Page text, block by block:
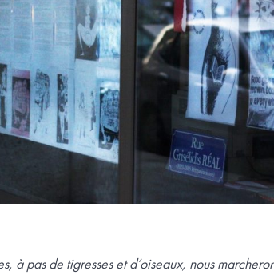
à pas de tigresses et d’oiseaux, nous